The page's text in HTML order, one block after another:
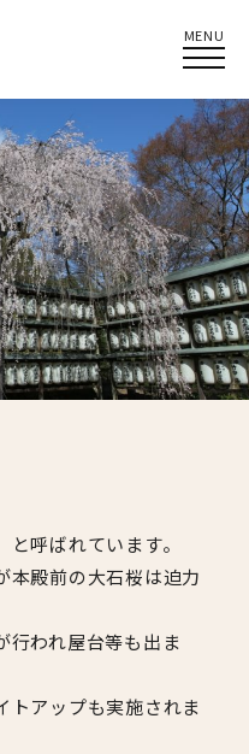
MENU
呼ばれています。
本殿前の大石桜は迫力
行われ屋台等も出ま
トアップも実施されま